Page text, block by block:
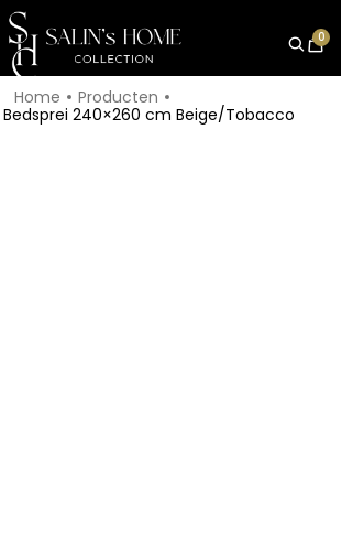
0
Home
Producten
Bedsprei 240×260 cm Beige/Tobacco